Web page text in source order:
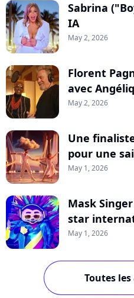
Sabrina
IA
May 2, 2026
Florent
avec
May 2, 2026
Une
pour une
May 1, 2026
Mask
star
May 1, 2026
Toutes